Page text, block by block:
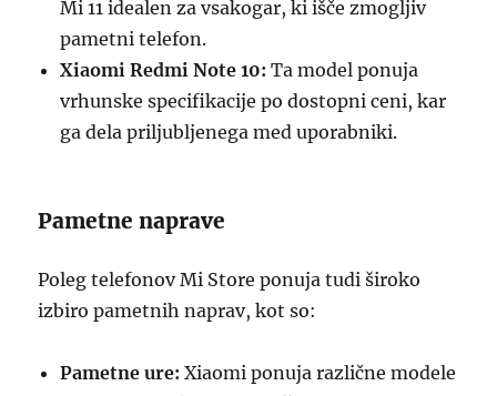
Mi 11 idealen za vsakogar, ki išče zmogljiv
pametni telefon.
Xiaomi Redmi Note 10: Ta model ponuja
vrhunske specifikacije po dostopni ceni, kar
ga dela priljubljenega med uporabniki.
Pametne naprave
Poleg telefonov Mi Store ponuja tudi široko
izbiro pametnih naprav, kot so:
Pametne ure: Xiaomi ponuja različne modele